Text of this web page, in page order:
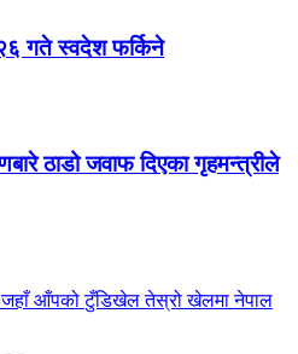
गते स्वदेश फर्किने
ठाडो जवाफ दिएका गृहमन्त्रीले
जहाँ आँपको टुँडिखेल तेस्रो खेलमा नेपाल